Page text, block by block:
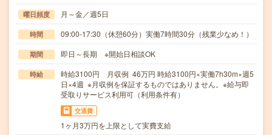
曜日頻度 月～金／週5日
時間 09:00-17:30（休憩60分）実働7時間30分（残業少なめ！）
期間 即日～長期 ※開始日相談OK
時給
時給3100円 月収例 46万円 時給3100円×実働7h30m×週5
日×4週 ※月収例を保証するものではありません。※給与即
受取りサービス利用可（利用条件有）
交通費
1ヶ月3万円を上限として実費支給